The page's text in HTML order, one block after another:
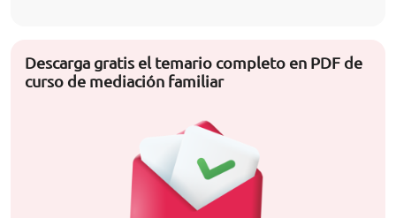
Descarga gratis el temario completo en PDF de
curso de mediación familiar